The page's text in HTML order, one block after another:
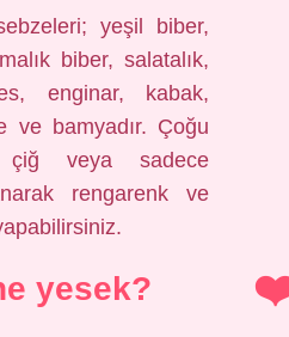
yeşil biber,
biber, salatalık,
enginar, kabak,
ve bamyadır. Çoğu
çiğ veya sadece
rengarenk ve
yesek?